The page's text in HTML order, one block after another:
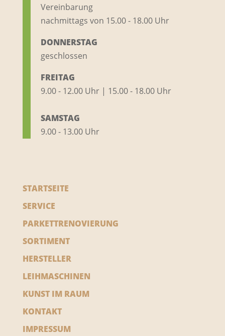
Vereinbarung
nachmittags von 15.00 - 18.00 Uhr
DONNERSTAG
geschlossen
FREITAG
9.00 - 12.00 Uhr | 15.00 - 18.00 Uhr
SAMSTAG
9.00 - 13.00 Uhr
STARTSEITE
SERVICE
PARKETTRENOVIERUNG
SORTIMENT
HERSTELLER
LEIHMASCHINEN
KUNST IM RAUM
KONTAKT
IMPRESSUM